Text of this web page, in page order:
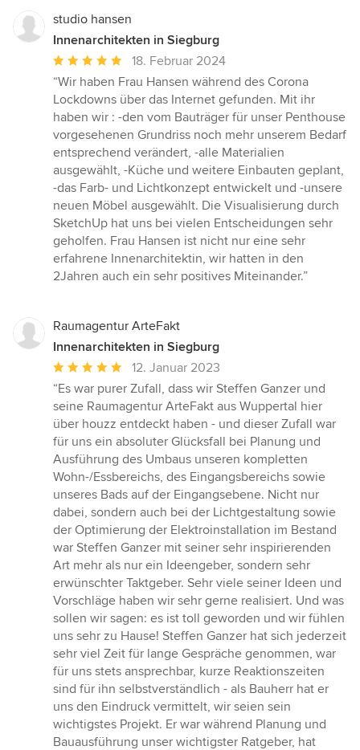
studio hansen
Innenarchitekten in Siegburg
Durchschnittliche
Bewertung:
5
von
5
Sternen
18. Februar 2024
“Wir haben Frau Hansen während des Corona
Lockdowns über das Internet gefunden. Mit ihr
haben wir : -den vom Bauträger für unser Penthouse
vorgesehenen Grundriss noch mehr unserem Bedarf
entsprechend verändert, -alle Materialien
ausgewählt, -Küche und weitere Einbauten geplant,
-das Farb- und Lichtkonzept entwickelt und -unsere
neuen Möbel ausgewählt. Die Visualisierung durch
SketchUp hat uns bei vielen Entscheidungen sehr
geholfen. Frau Hansen ist nicht nur eine sehr
erfahrene Innenarchitektin, wir hatten in den
2Jahren auch ein sehr positives Miteinander.”
Raumagentur ArteFakt
Innenarchitekten in Siegburg
Durchschnittliche
Bewertung:
5
von
5
Sternen
12. Januar 2023
“Es war purer Zufall, dass wir Steffen Ganzer und
seine Raumagentur ArteFakt aus Wuppertal hier
über houzz entdeckt haben - und dieser Zufall war
für uns ein absoluter Glücksfall bei Planung und
Ausführung des Umbaus unseren kompletten
Wohn-/Essbereichs, des Eingangsbereichs sowie
unseres Bads auf der Eingangsebene. Nicht nur
dabei, sondern auch bei der Lichtgestaltung sowie
der Optimierung der Elektroinstallation im Bestand
war Steffen Ganzer mit seiner sehr inspirierenden
Art mehr als nur ein Ideengeber, sondern sehr
erwünschter Taktgeber. Sehr viele seiner Ideen und
Vorschläge haben wir sehr gerne realisiert. Und was
sollen wir sagen: es ist toll geworden und wir fühlen
uns sehr zu Hause! Steffen Ganzer hat sich jederzeit
sehr viel Zeit für lange Gespräche genommen, war
für uns stets ansprechbar, kurze Reaktionszeiten
sind für ihn selbstverständlich - als Bauherr hat er
uns den Eindruck vermittelt, wir seien sein
wichtigstes Projekt. Er war während Planung und
Bauausführung unser wichtigster Ratgeber, hat